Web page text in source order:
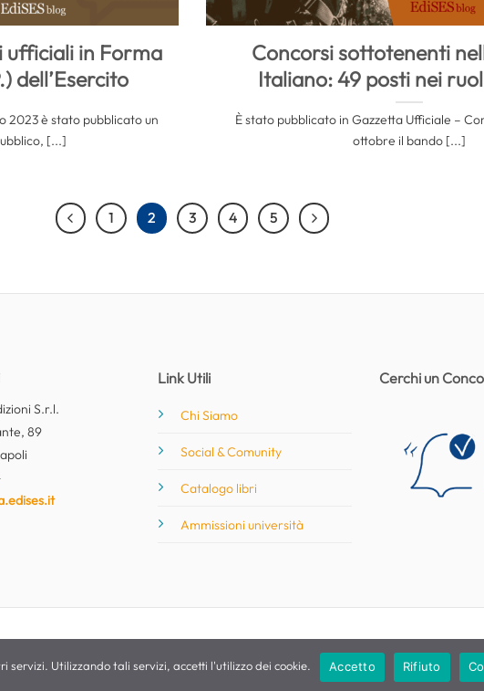
ufficiali in Forma
dell’Esercito
2023 è stato pubblicato un
[...]
Concorsi sottotenenti
Italiano: 49 posti nei
È stato pubblicato in Gazzetta Ufficiale –
ottobre il bando [...]
1 2 3 4 5
S.r.l.
89
Link Utili
Chi Siamo
Social & Comunity
Catalogo libri
Ammissioni università
Cerchi un
servizi. Utilizzando tali servizi, accetti l'utilizzo dei cookie.
Accetto Rifiuto